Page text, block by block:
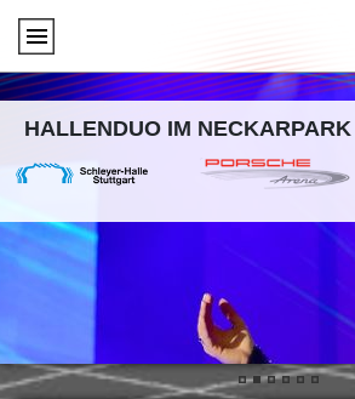
HALLENDUO IM NECKARPARK
• • • • • •